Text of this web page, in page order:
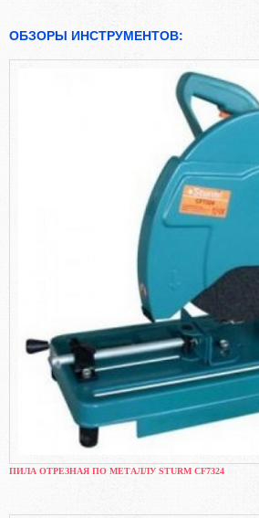
ОБЗОРЫ ИНСТРУМЕНТОВ:
ПИЛА ОТРЕЗНАЯ ПО МЕТАЛЛУ STURM CF7324